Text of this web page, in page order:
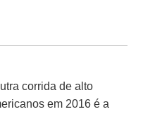
corrida de alto
em 2016 é a